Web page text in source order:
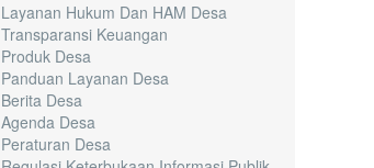
Layanan Hukum Dan HAM Desa
Transparansi Keuangan
Produk Desa
Panduan Layanan Desa
Berita Desa
Agenda Desa
Peraturan Desa